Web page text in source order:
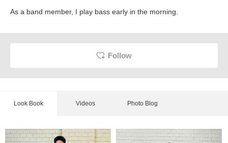
As a band member, I play bass early in the morning.
Follow
Look Book Videos Photo Blog